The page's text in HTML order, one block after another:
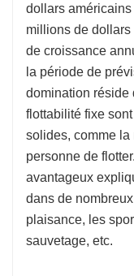
dollars
millions de
de croissance
la période de
domination réside
flottabilité fixe
solides, comme la
personne de
avantageux
dans de
plaisance, les
sauvetage, etc.